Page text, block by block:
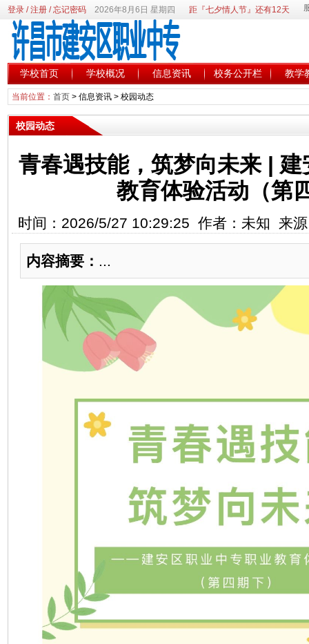
登录/注册/忘记密码 2026年8月6日 星期四 距『七夕情人节』还有12天
学校首页 学校概况 信息资讯 校务公开栏 教学
当前位置： 首页> 信息资讯> 校园动态
校园动态
青春遇技能，筑梦向未来 |
教育体验活动（第
时间：2026/5/27 10:29:25 作者：未知 来
内容摘要： ...